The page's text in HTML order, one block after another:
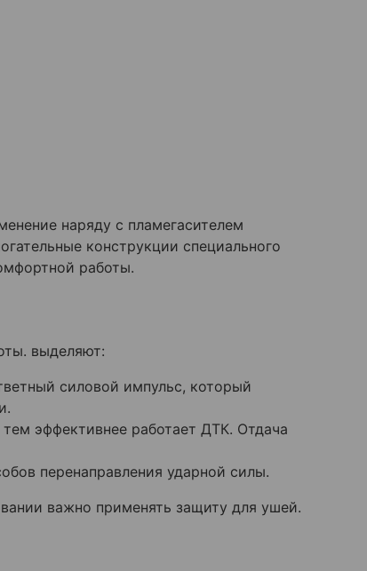
наряду с пламегасителем
конструкции специального
работы.
выделяют:
силовой импульс, который
эффективнее работает ДТК. Отдача
перенаправления ударной силы.
важно применять защиту для ушей.